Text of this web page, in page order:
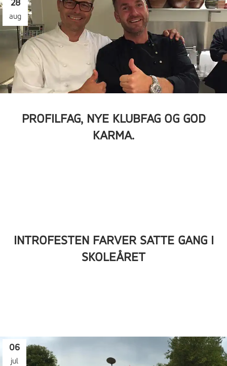
28
aug
PROFILFAG, NYE KLUBFAG OG GOD
KARMA.
INTROFESTEN FARVER SATTE GANG I
SKOLEÅRET
06
jul